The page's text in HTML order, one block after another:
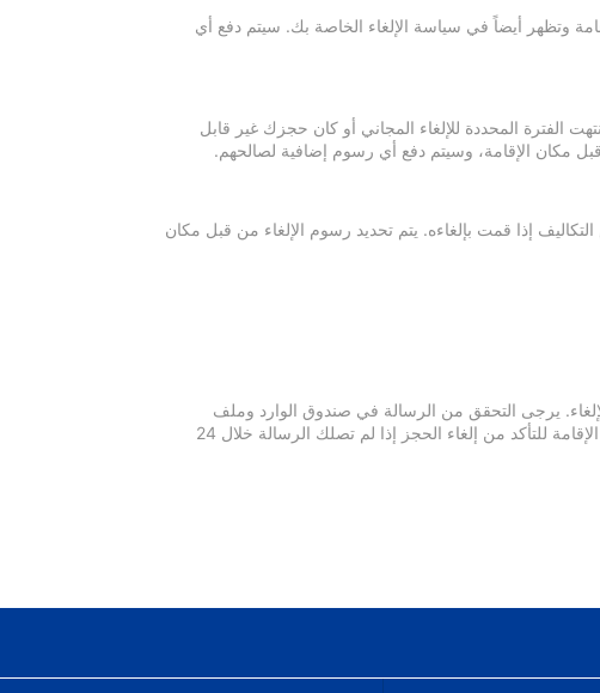
وتظهر أيضاً في سياسة الإلغاء الخاصة بك. سيتم دفع أي
الفترة المحددة للإلغاء المجاني أو كان حجزك غير قابل
مكان الإقامة، وسيتم دفع أي رسوم إضافية لصالحهم.
إذا قمت بإلغاءه. يتم تحديد رسوم الإلغاء من قبل مكان
يرجى التحقق من الرسالة في صندوق الوارد وملف
الرسائل غير المرغوبة في بريدك الإلكتروني. يرجى التواصل مع مكان الإقامة للتأكد من إلغاء الحجز إذا لم تصلك الرسالة خلال 24